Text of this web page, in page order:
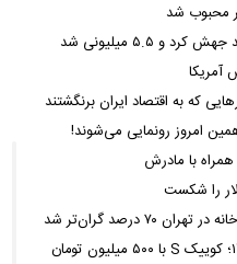
محبوب شد
آمریکا
با مادرش
درصد گران‌تر شد
آغاز ثبت نام سایپا از امروز ۱۷ مرداد ۱۴۰۵؛ کوییک S با ۵۰۰ میلیون تومان